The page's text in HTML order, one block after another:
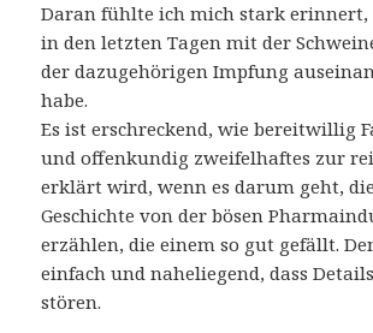
Daran fühlte ich mich stark erinnert,
in den letzten Tagen mit der
der dazugehörigen Impfung
habe.
Es ist erschreckend, wie bereitwillig
und offenkundig zweifelhaftes zur
erklärt wird, wenn es darum geht,
Geschichte von der bösen
erzählen, die einem so gut gefällt.
einfach und naheliegend, dass
stören.